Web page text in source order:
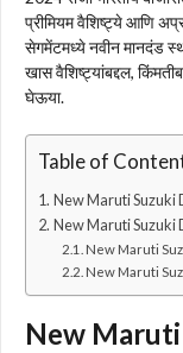
प्रीमियम वैशिष्ट्ये आणि
सेगमेंटमध्ये नवीन मानदंड
खास वैशिष्ट्यांबद्दल,
घेऊया.
Table of
New Maruti Suzuki
New Maruti Suzuki
New Maruti
New Maruti
New